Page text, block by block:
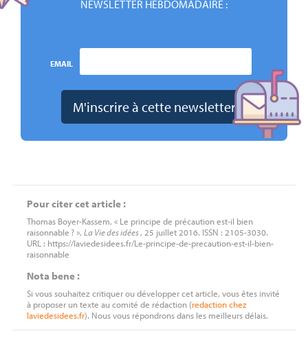
NEWSLETTER HEBDOMADAIRE :
EMAIL
Pour citer cet article :
Thomas Boyer-Kassem, « Le principe de précaution est-il bien
raisonnable ? », La Vie des idées, 25 juillet 2016. ISSN : 2105-3030.
URL : https://laviedesidees.fr/Le-principe-de-precaution-est-il-bien-
raisonnable
Nota bene :
Si vous souhaitez critiquer ou développer cet article, vous êtes invité
à proposer un texte au comité de rédaction (redactionchez
laviedesidees.fr). Nous vous répondrons dans les meilleurs délais.